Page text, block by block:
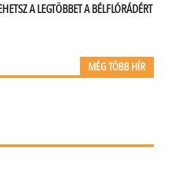
A LEGTÖBBET A BÉLFLÓRÁDÉRT
MÉG TÖBB HÍR